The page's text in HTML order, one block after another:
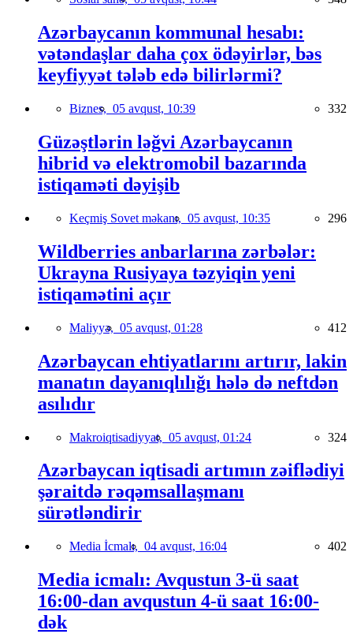
Azərbaycanın kommunal hesabı:
vətəndaşlar daha çox ödəyirlər, bəs
keyfiyyət tələb edə bilirlərmi?
Biznes, 05 avqust, 10:39 332
Güzəştlərin ləğvi Azərbaycanın
hibrid və elektromobil bazarında
istiqaməti dəyişib
Keçmiş Sovet məkanı, 05 avqust, 10:35 296
Wildberries anbarlarına zərbələr:
Ukrayna Rusiyaya təzyiqin yeni
istiqamətini açır
Maliyyə, 05 avqust, 01:28 412
Azərbaycan ehtiyatlarını artırır, lakin
manatın dayanıqlılığı hələ də neftdən
asılıdır
Makroiqtisadiyyat, 05 avqust, 01:24 324
Azərbaycan iqtisadi artımın zəiflədiyi
şəraitdə rəqəmsallaşmanı
sürətləndirir
Media İcmalı, 04 avqust, 16:04 402
Media icmalı: Avqustun 3-ü saat
16:00-dan avqustun 4-ü saat 16:00-
dək